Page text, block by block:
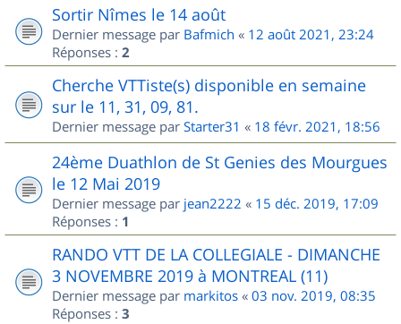
Sortir Nîmes le 14 août
Dernier message par Bafmich « 12 août 2021, 23:24
Réponses : 2
Cherche VTTiste(s) disponible en semaine
sur le 11, 31, 09, 81.
Dernier message par Starter31 « 18 févr. 2021, 18:56
24ème Duathlon de St Genies des Mourgues
le 12 Mai 2019
Dernier message par jean2222 « 15 déc. 2019, 17:09
Réponses : 1
RANDO VTT DE LA COLLEGIALE - DIMANCHE
3 NOVEMBRE 2019 à MONTREAL (11)
Dernier message par markitos « 03 nov. 2019, 08:35
Réponses : 3